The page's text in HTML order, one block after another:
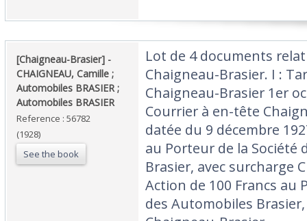
‎[Chaigneau-Brasier] - ‎
‎CHAIGNEAU, Camille ;
Automobiles BRASIER ;
Automobiles BRASIER‎
Reference : 56782
(1928)
See the book
‎Lot de 4 documents
Chaigneau-Brasier. I :
Chaigneau-Brasier 1er
Courrier à en-tête
datée du 9 décembre
au Porteur de la Société
Brasier, avec surcharge
Action de 100 Francs au
des Automobiles